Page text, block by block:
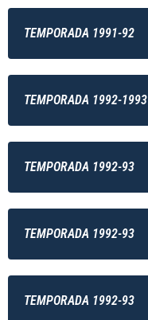
TEMPORADA 1991-92
TEMPORADA 1992-1993
TEMPORADA 1992-93
TEMPORADA 1992-93
TEMPORADA 1992-93